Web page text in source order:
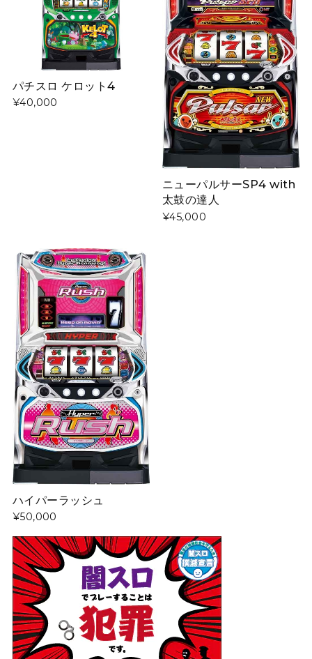
パチスロ ケロット4
¥40,000
ニューパルサーSP4 with
太鼓の達人
¥45,000
ハイパーラッシュ
¥50,000